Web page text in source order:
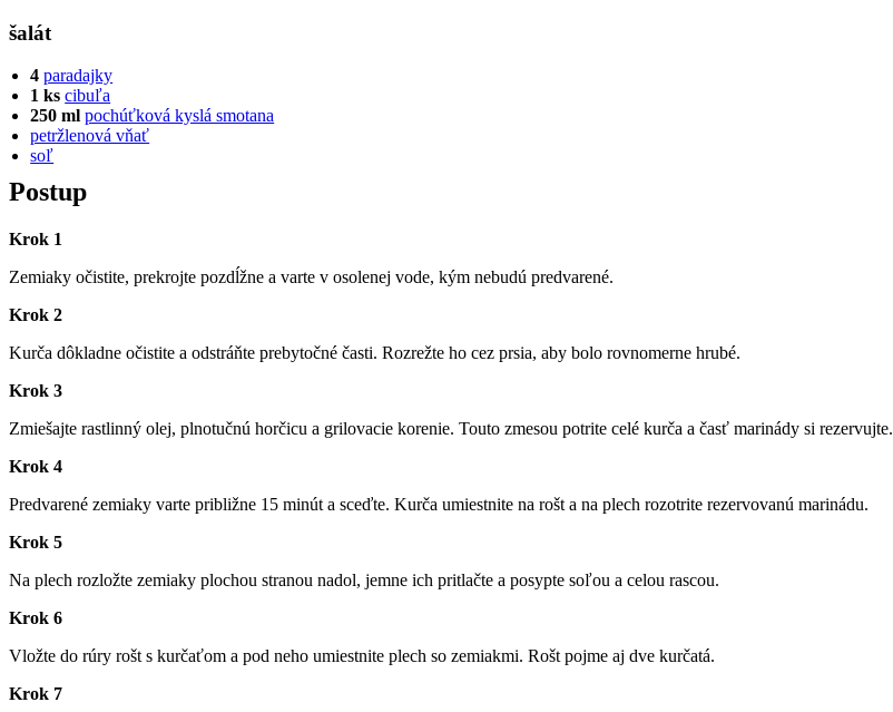
šalát
4 paradajky
1 ks cibuľa
250 ml pochúťková kyslá smotana
petržlenová vňať
soľ
Postup
Krok 1
Zemiaky očistite, prekrojte pozdĺžne a varte v osolenej vode, kým nebudú predvarené.
Krok 2
Kurča dôkladne očistite a odstráňte prebytočné časti. Rozrežte ho cez prsia, aby bolo rovnomerne hrubé.
Krok 3
Zmiešajte rastlinný olej, plnotučnú horčicu a grilovacie korenie. Touto zmesou potrite celé kurča a časť marinády si rezervujte.
Krok 4
Predvarené zemiaky varte približne 15 minút a sceďte. Kurča umiestnite na rošt a na plech rozotrite rezervovanú marinádu.
Krok 5
Na plech rozložte zemiaky plochou stranou nadol, jemne ich pritlačte a posypte soľou a celou rascou.
Krok 6
Vložte do rúry rošt s kurčaťom a pod neho umiestnite plech so zemiakmi. Rošt pojme aj dve kurčatá.
Krok 7